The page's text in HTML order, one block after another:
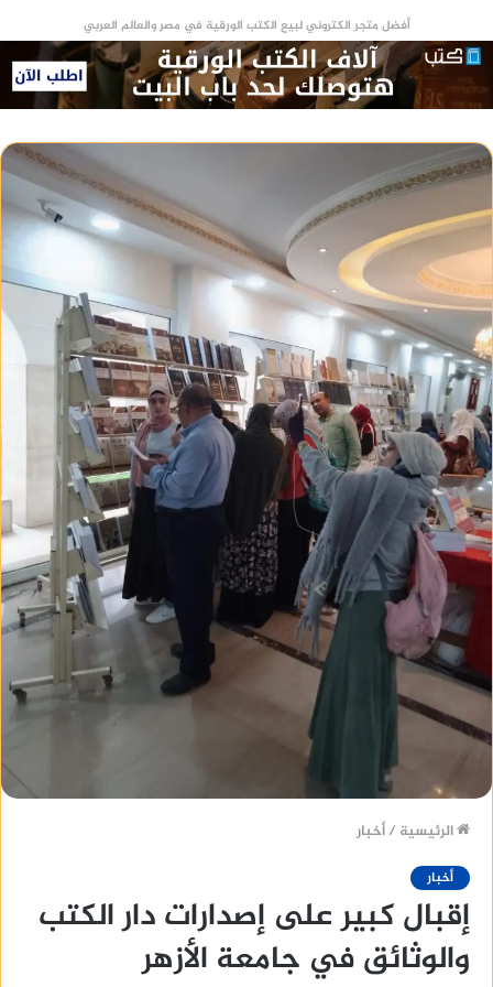
أفضل متجر الكتروني لبيع الكتب الورقية في مصر والعالم العربي
الرئيسية /أخبار
أخبار
إقبال كبير على إصدارات دار الكتب
والوثائق في جامعة الأزهر